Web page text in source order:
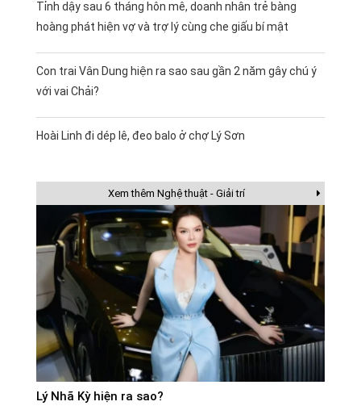
Tỉnh dậy sau 6 tháng hôn mê, doanh nhân trẻ bàng
hoàng phát hiện vợ và trợ lý cùng che giấu bí mật
Con trai Vân Dung hiện ra sao sau gần 2 năm gây chú ý
với vai Chải?
Hoài Linh đi dép lê, đeo balo ở chợ Lý Sơn
Xem thêm Nghệ thuật - Giải trí
Lý Nhã Kỳ hiện ra sao?